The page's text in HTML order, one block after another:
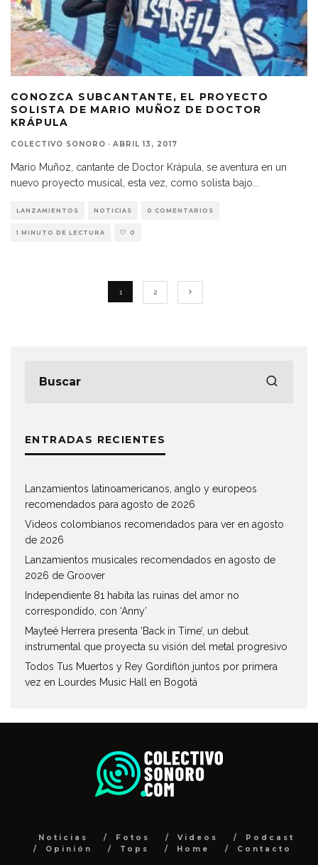
CONOZCA SUBCANTANTE, EL PROYECTO
SOLISTA DE MARIO MUÑOZ DE DOCTOR
KRÁPULA
COLECTIVO SONORO · ABRIL 13, 2017
Mario Muñoz, cantante de Doctor Krápula, se aventura en un
nuevo proyecto musical, esta vez, como solista bajo
LANZAMIENTOS NOTICIAS 0 COMENTARIOS
1 MINUTO DE LECTURA 0
1 2
ENTRADAS RECIENTES
Lanzamientos latinoamericanos, anglo y europeos
recomendados para agosto de 2026
Videos colombianos recomendados para ver en agosto
de 2026
Lanzamientos musicales recomendados en agosto de
2026 de Groover
Independiente 81 habita las ruinas del amor no
correspondido, con ‘Anny’
Mayteé Herrera presenta ‘Back in Time’, un debut
instrumental que proyecta su visión del metal progresivo
Todos Tus Muertos y Rey Gordiflón juntos por primera
vez en Lourdes Music Hall en Bogotá
Noticias Fotos Videos
Podcast
Opinión
Tops Home Contacto